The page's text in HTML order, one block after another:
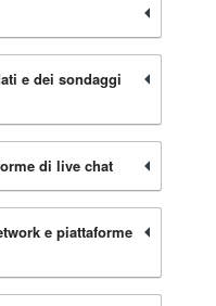
e dei sondaggi
di live chat
e piattaforme